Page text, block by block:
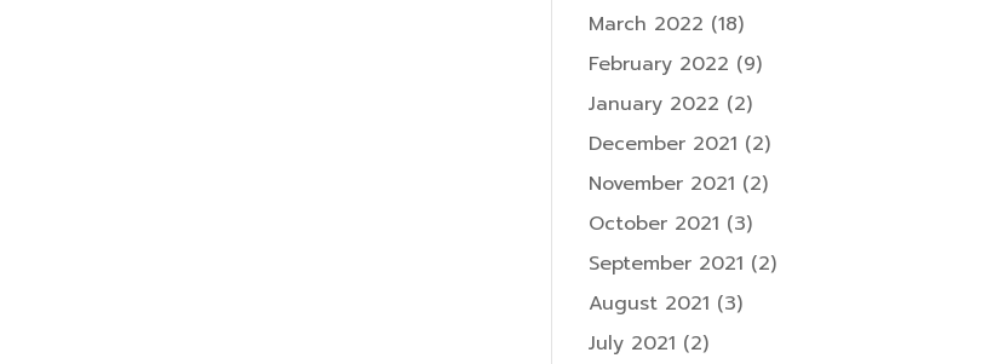
March 2022 (18)
February 2022 (9)
January 2022 (2)
December 2021 (2)
November 2021 (2)
October 2021 (3)
September 2021 (2)
August 2021 (3)
July 2021 (2)